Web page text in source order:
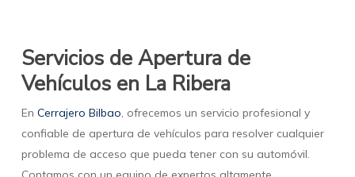
Servicios de Apertura de
Vehículos en La Ribera
En Cerrajero Bilbao, ofrecemos un servicio profesional y
confiable de apertura de vehículos para resolver cualquier
problema de acceso que pueda tener con su automóvil.